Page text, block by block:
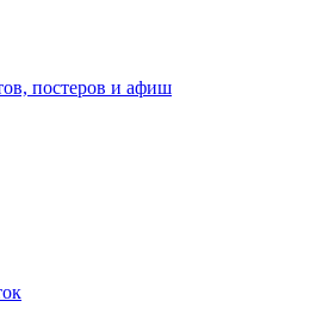
постеров и афиш